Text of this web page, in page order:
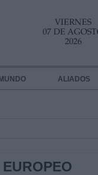
VIERNES
07 DE
2026
ALIADOS
DE TUS DATOS